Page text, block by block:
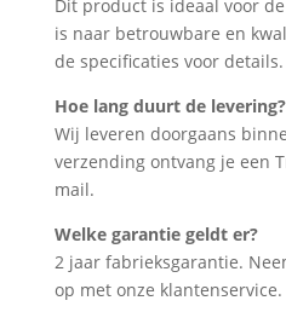
Dit product is ideaal voor
is naar betrouwbare en
de specificaties voor details.
Hoe lang duurt de levering?
Wij leveren doorgaans
verzending ontvang je een
mail.
Welke garantie geldt er?
2 jaar fabrieksgarantie.
op met onze klantenservice.